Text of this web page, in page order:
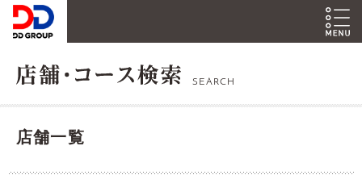
SEARCH
店舗一覧